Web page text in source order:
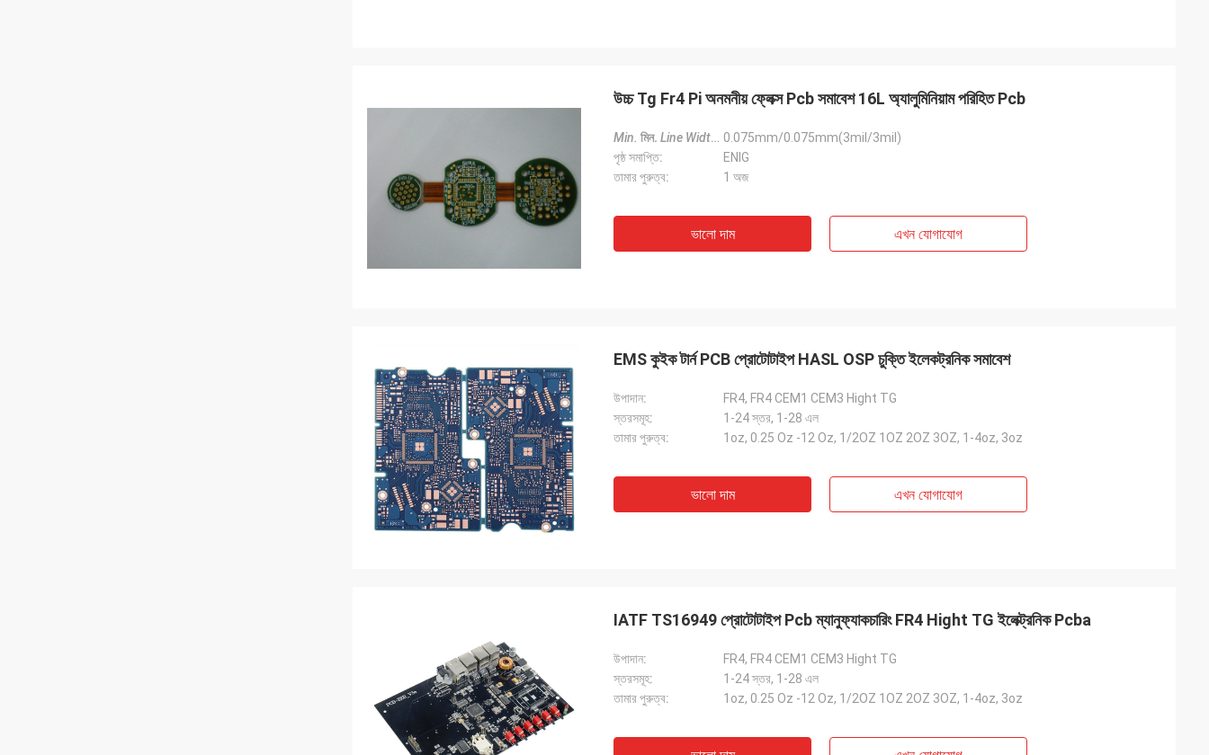
উচ্চ Tg Fr4 Pi অনমনীয় ফ্লেক্স Pcb সমাবেশ 16L অ্যালুমিনিয়াম পরিহিত Pcb
Min. মিন. Line Width লাইন প্রস্থ:
0.075mm/0.075mm(3mil/3mil)
পৃষ্ঠ সমাপ্তি:
ENIG
তামার পুরুত্ব:
1 অজ
ভালো দাম এখন যোগাযোগ
EMS কুইক টার্ন PCB প্রোটোটাইপ HASL OSP চুক্তি ইলেকট্রনিক সমাবেশ
উপাদান:
FR4, FR4 CEM1 CEM3 Hight TG
স্তরসমূহ:
1-24 স্তর, 1-28 এল
তামার পুরুত্ব:
1oz, 0.25 Oz -12 Oz, 1/2OZ 1OZ 2OZ 3OZ, 1-4oz, 3oz
ভালো দাম এখন যোগাযোগ
IATF TS16949 প্রোটোটাইপ Pcb ম্যানুফ্যাকচারিং FR4 Hight TG ইলেক্ট্রনিক Pcba
উপাদান:
FR4, FR4 CEM1 CEM3 Hight TG
স্তরসমূহ:
1-24 স্তর, 1-28 এল
তামার পুরুত্ব:
1oz, 0.25 Oz -12 Oz, 1/2OZ 1OZ 2OZ 3OZ, 1-4oz, 3oz